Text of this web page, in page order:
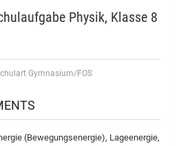
Physik, Klasse 8
Gymnasium/FOS
(Bewegungsenergie), Lageenergie,